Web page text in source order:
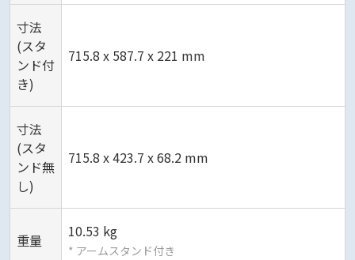
寸法
(スタ
ンド付
き)
715.8 x 587.7 x 221 mm
寸法
(スタ
ンド無
し)
715.8 x 423.7 x 68.2 mm
重量 10.53 kg
* アームスタンド付き